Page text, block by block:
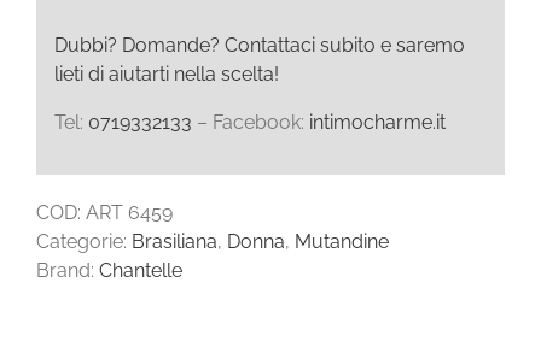
Dubbi? Domande? Contattaci subito e saremo
lieti di aiutarti nella scelta!
Tel: 0719332133 – Facebook: intimocharme.it
COD: ART 6459
Categorie: Brasiliana, Donna, Mutandine
Brand: Chantelle